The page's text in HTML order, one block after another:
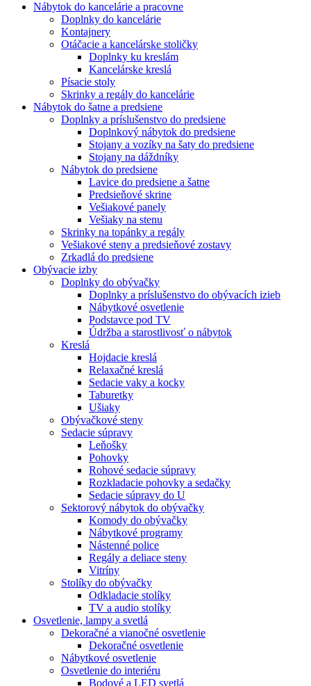
Nábytok do kancelárie a pracovne
Doplnky do kancelárie
Kontajnery
Otáčacie a kancelárske stoličky
Doplnky ku kreslám
Kancelárske kreslá
Písacie stoly
Skrinky a regály do kancelárie
Nábytok do šatne a predsiene
Doplnky a príslušenstvo do predsiene
Doplnkový nábytok do predsiene
Stojany a vozíky na šaty do predsiene
Stojany na dáždníky
Nábytok do predsiene
Lavice do predsiene a šatne
Predsieňové skrine
Vešiakové panely
Vešiaky na stenu
Skrinky na topánky a regály
Vešiakové steny a predsieňové zostavy
Zrkadlá do predsiene
Obývacie izby
Doplnky do obývačky
Doplnky a príslušenstvo do obývacích izieb
Nábytkové osvetlenie
Podstavce pod TV
Údržba a starostlivosť o nábytok
Kreslá
Hojdacie kreslá
Relaxačné kreslá
Sedacie vaky a kocky
Taburetky
Ušiaky
Obývačkové steny
Sedacie súpravy
Leňošky
Pohovky
Rohové sedacie súpravy
Rozkladacie pohovky a sedačky
Sedacie súpravy do U
Sektorový nábytok do obývačky
Komody do obývačky
Nábytkové programy
Nástenné police
Regály a deliace steny
Vitríny
Stolíky do obývačky
Odkladacie stolíky
TV a audio stolíky
Osvetlenie, lampy a svetlá
Dekoračné a vianočné osvetlenie
Dekoračné osvetlenie
Nábytkové osvetlenie
Osvetlenie do interiéru
Bodové a LED svetlá